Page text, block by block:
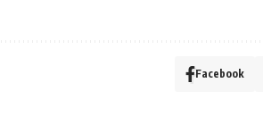
Facebook